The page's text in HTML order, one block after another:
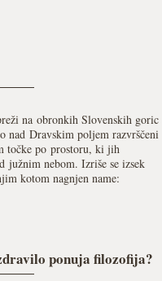
na obronkih Slovenskih goric
nad Dravskim poljem razvrščeni
točke po prostoru, ki jih
južnim nebom. Izriše se izsek
kotom nagnjen name:
ponuja filozofija?